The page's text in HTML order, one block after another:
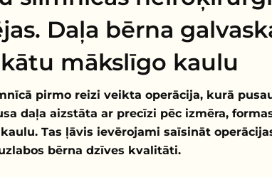
Daļa bērna
mākslīgo kaulu
pirmo reizi veikta operācija, kurā
daļa aizstāta ar precīzi pēc izmēra,
Tas ļāvis ievērojami saīsināt
bērna dzīves kvalitāti.